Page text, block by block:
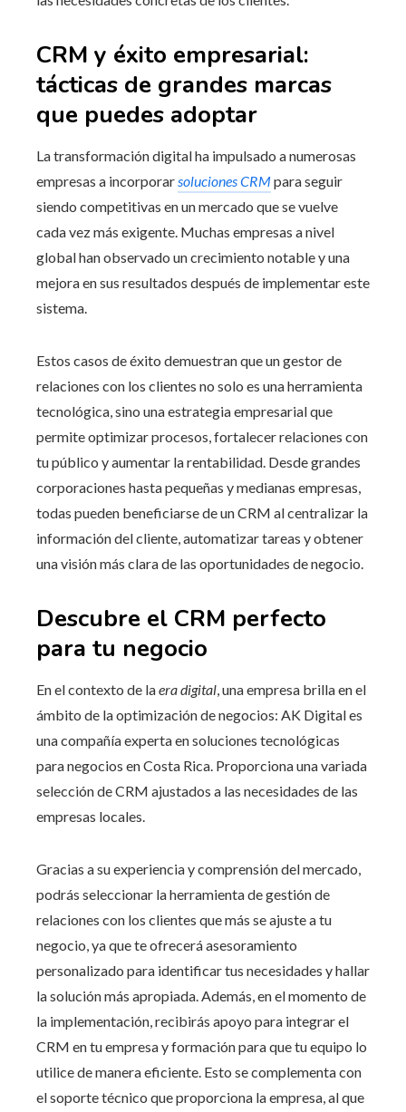
CRM y éxito empresarial:
tácticas de grandes marcas
que puedes adoptar
La transformación digital ha impulsado a numerosas
empresas a incorporarsoluciones CRMpara seguir
siendo competitivas en un mercado que se vuelve
cada vez más exigente. Muchas empresas a nivel
global han observado un crecimiento notable y una
mejora en sus resultados después de implementar este
sistema.
Estos casos de éxito demuestran que un gestor de
relaciones con los clientes no solo es una herramienta
tecnológica, sino una estrategia empresarial que
permite optimizar procesos, fortalecer relaciones con
tu público y aumentar la rentabilidad. Desde grandes
corporaciones hasta pequeñas y medianas empresas,
todas pueden beneficiarse de un CRM al centralizar la
información del cliente, automatizar tareas y obtener
una visión más clara de las oportunidades de negocio.
Descubre el CRM perfecto
para tu negocio
En el contexto de laera digital, una empresa brilla en el
ámbito de la optimización de negocios: AK Digital es
una compañía experta en soluciones tecnológicas
para negocios en Costa Rica. Proporciona una variada
selección de CRM ajustados a las necesidades de las
empresas locales.
Gracias a su experiencia y comprensión del mercado,
podrás seleccionar la herramienta de gestión de
relaciones con los clientes que más se ajuste a tu
negocio, ya que te ofrecerá asesoramiento
personalizado para identificar tus necesidades y hallar
la solución más apropiada. Además, en el momento de
la implementación, recibirás apoyo para integrar el
CRM en tu empresa y formación para que tu equipo lo
utilice de manera eficiente. Esto se complementa con
el soporte técnico que proporciona la empresa, al que